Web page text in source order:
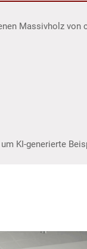
Massivholz
KI-generierte